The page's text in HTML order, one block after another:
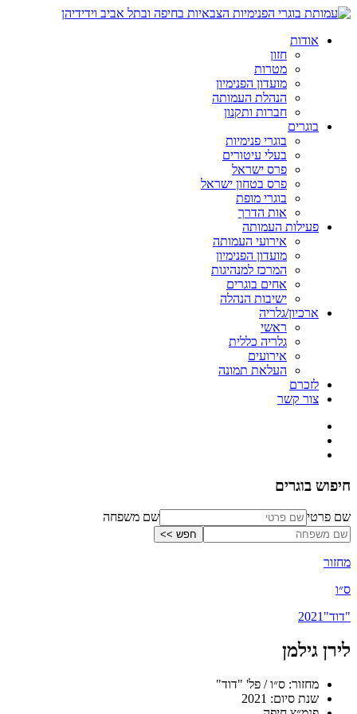
אודות
חזון
מטרות
מועדון הפנימיון
הנהלת העמותה
חברות ותקנון
בוגרים
בוגרי פנימיות
בעלי עיטורים
פרס ישראל
פרס בטחון ישראל
בוגרי מופת
אות הדרך
פעילות העמותה
אירועי העמותה
מועדון הפנימיון
המרכז למנהיגות
אחים בוגרים
ישיבות הנהלה
ארכיון/גלריה
ראשי
גלריה כללית
אירועים
העלאת תמונה
לזכרם
צור קשר
חיפוש בוגרים
שם פרטי שם משפחה
מחזור
ס״ו
"דוד"2021
לירן גילמן
מחזור: ס״ו / פל' "דוד"
שנת סיום: 2021